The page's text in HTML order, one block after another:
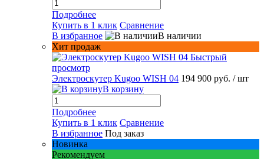
Подробнее
Купить в 1 клик Сравнение
В избранное
В наличии
Хит продаж
Быстрый
просмотр
Электроскутер Kugoo WISH 04 194 900 руб. / шт
В корзину
Подробнее
Купить в 1 клик Сравнение
В избранное Под заказ
Новинка
Рекомендуем